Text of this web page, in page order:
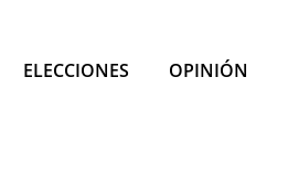
ELECCIONES OPINIÓN